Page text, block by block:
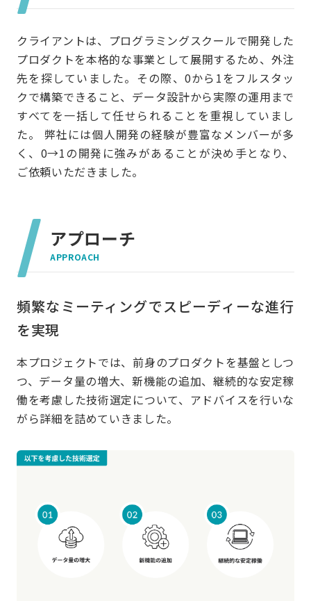
クライアントは、プログラミングスクールで開発した
プロダクトを本格的な事業として展開するため、外注
先を探していました。その際、0から1をフルスタッ
クで構築できること、データ設計から実際の運用まで
すべてを一括して任せられることを重視していまし
た。 弊社には個人開発の経験が豊富なメンバーが多
く、0→1の開発に強みがあることが決め手となり、
ご依頼いただきました。
アプローチ
APPROACH
頻繁なミーティングでスピーディーな進行
を実現
本プロジェクトでは、前身のプロダクトを基盤としつ
つ、データ量の増大、新機能の追加、継続的な安定稼
働を考慮した技術選定について、アドバイスを行いな
がら詳細を詰めていきました。